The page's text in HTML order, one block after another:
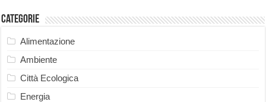
Categorie
Alimentazione
Ambiente
Città Ecologica
Energia